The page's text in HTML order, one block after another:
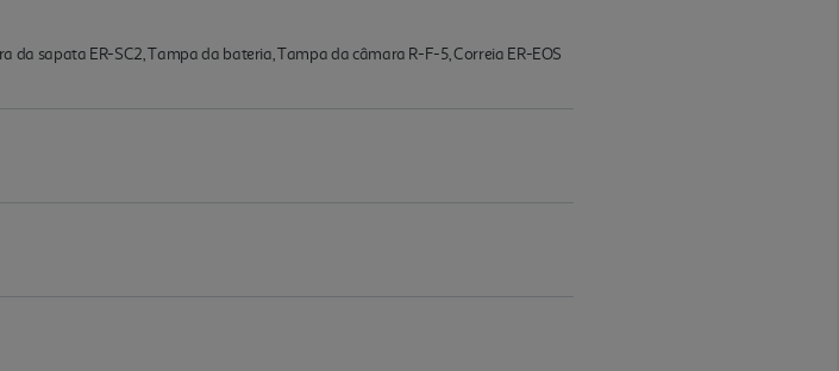
da sapata ER-SC2, Tampa da bateria, Tampa da câmara R-F-5, Correia ER-EOS